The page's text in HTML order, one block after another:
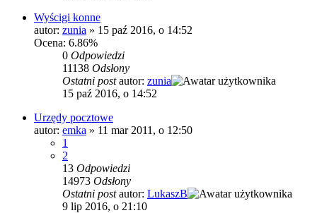
Wyścigi konne
autor: zunia » 15 paź 2016, o 14:52
Ocena: 6.86%
0 Odpowiedzi
11138 Odsłony
Ostatni postautor: zunia
15 paź 2016, o 14:52
Urzędy pocztowe
autor: emka » 11 mar 2011, o 12:50
1
2
13 Odpowiedzi
14973 Odsłony
Ostatni postautor: LukaszB
9 lip 2016, o 21:10